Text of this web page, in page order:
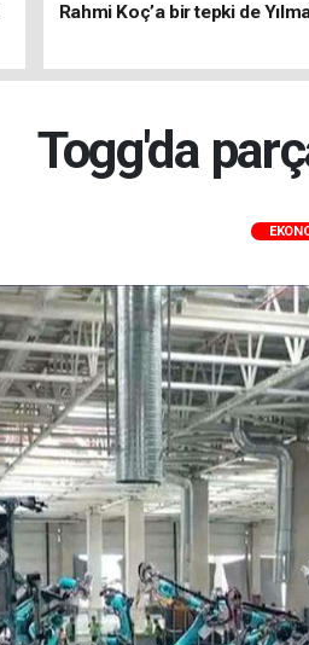
Rahmi Koç’a bir tepki de
Togg'da